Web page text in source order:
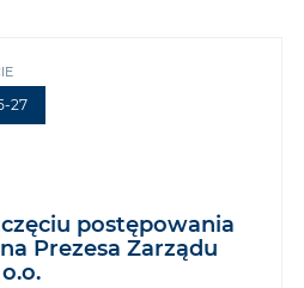
27
postępowania
Prezesa Zarządu